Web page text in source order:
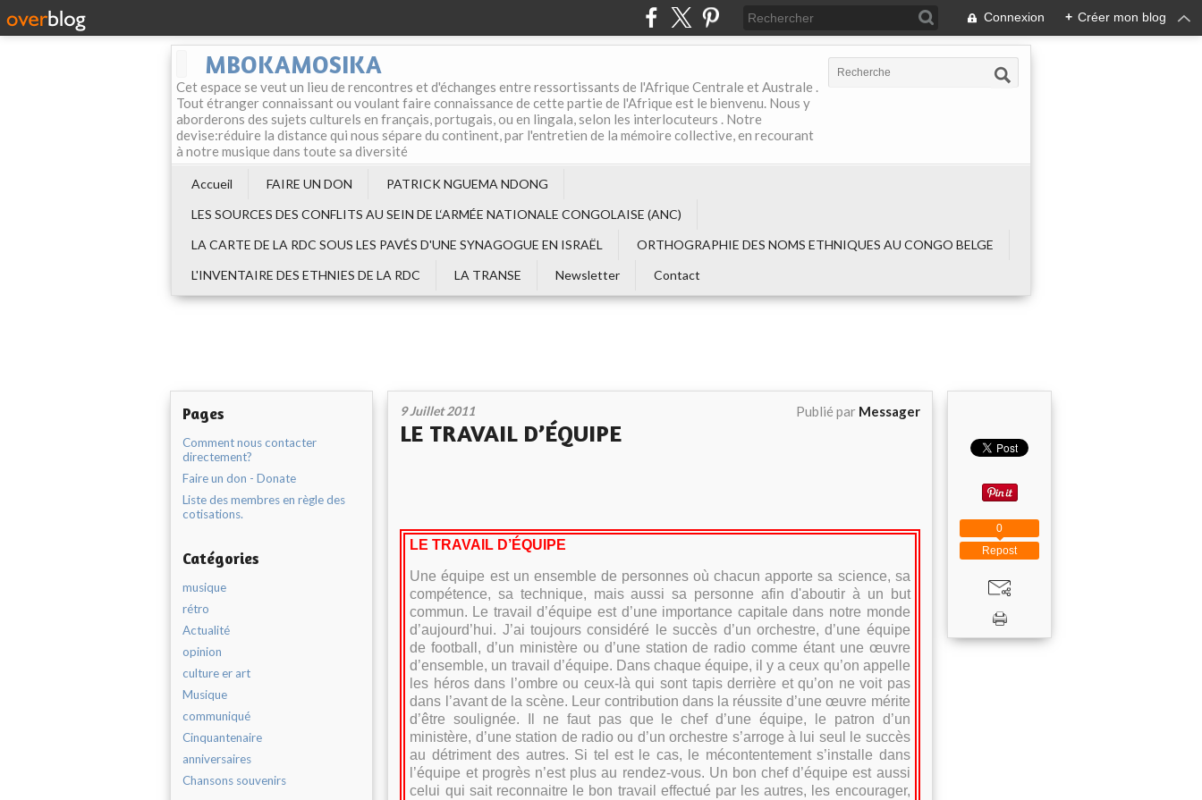
Connexion + Créer mon blog
MBOKAMOSIKA
Cet espace se veut un lieu de rencontres et d'échanges entre ressortissants de l'Afrique Centrale et Australe .
Tout étranger connaissant ou voulant faire connaissance de cette partie de l'Afrique est le bienvenu. Nous y
aborderons des sujets culturels en français, portugais, ou en lingala, selon les interlocuteurs . Notre
devise:réduire la distance qui nous sépare du continent, par l'entretien de la mémoire collective, en recourant
à notre musique dans toute sa diversité
Accueil FAIRE UN DON
PATRICK NGUEMA NDONG
LES SOURCES DES CONFLITS AU SEIN DE L‘ARMÉE NATIONALE CONGOLAISE (ANC)
LA CARTE DE LA RDC SOUS LES PAVÉS D'UNE SYNAGOGUE EN ISRAËL
ORTHOGRAPHIE DES NOMS ETHNIQUES AU CONGO BELGE
L'INVENTAIRE DES ETHNIES DE LA RDC
LA TRANSE Newsletter Contact
Pages
Comment nous contacter
directement?
Faire un don - Donate
Liste des membres en règle des
cotisations.
Catégories
musique
rétro
Actualité
opinion
culture er art
Musique
communiqué
Cinquantenaire
anniversaires
Chansons souvenirs
9 Juillet 2011 Publié par Messager
LE TRAVAIL D’ÉQUIPE
LE TRAVAIL D’ÉQUIPE
Une équipe est un ensemble de personnes où chacun apporte sa science, sa
compétence, sa technique, mais aussi sa personne afin d'aboutir à un but
commun. Le travail d’équipe est d’une importance capitale dans notre monde
d’aujourd’hui. J’ai toujours considéré le succès d’un orchestre, d’une équipe
de football, d’un ministère ou d’une station de radio comme étant une œuvre
d’ensemble, un travail d’équipe. Dans chaque équipe, il y a ceux qu’on appelle
les héros dans l’ombre ou ceux-là qui sont tapis derrière et qu’on ne voit pas
dans l’avant de la scène. Leur contribution dans la réussite d’une œuvre mérite
d’être soulignée. Il ne faut pas que le chef d’une équipe, le patron d’un
ministère, d’une station de radio ou d’un orchestre s’arroge à lui seul le succès
au détriment des autres. Si tel est le cas, le mécontentement s’installe dans
l’équipe et progrès n’est plus au rendez-vous. Un bon chef d’équipe est aussi
celui qui sait reconnaitre le bon travail effectué par les autres, les encourager,
Repost
0